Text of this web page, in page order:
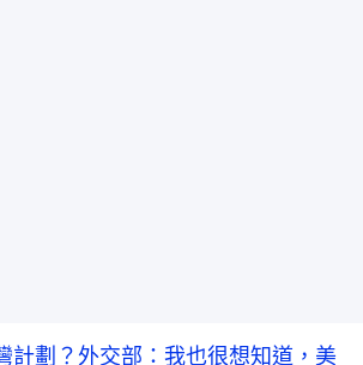
計劃？外交部：我也很想知道，美